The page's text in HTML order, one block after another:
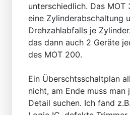
unterschiedlich. Das MOT
eine Zylinderabschaltung
Drehzahlabfalls je
das dann auch 2 Geräte
des MOT 200.
Ein Überschtsschaltplan
nicht, am Ende muss man
Detail suchen. Ich fand